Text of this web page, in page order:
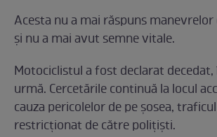
Acesta nu a mai răspuns
și nu a mai avut semne vitale.
Motociclistul a fost declarat decedat,
urmă. Cercetările continuă la locul
cauza pericolelor de pe șosea,
restricționat de către polițiști.